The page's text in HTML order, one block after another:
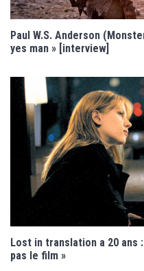
Paul W.S. Anderson
yes man » [interview]
Lost in translation a 20 ans
pas le film »